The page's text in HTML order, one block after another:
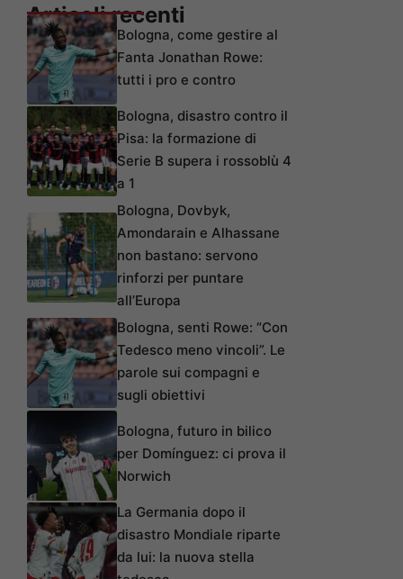
Articoli recenti
Bologna, come gestire al
Fanta Jonathan Rowe:
tutti i pro e contro
Bologna, disastro contro il
Pisa: la formazione di
Serie B supera i rossoblù 4
a 1
Bologna, Dovbyk,
Amondarain e Alhassane
non bastano: servono
rinforzi per puntare
all’Europa
Bologna, senti Rowe: “Con
Tedesco meno vincoli”. Le
parole sui compagni e
sugli obiettivi
Bologna, futuro in bilico
per Domínguez: ci prova il
Norwich
La Germania dopo il
disastro Mondiale riparte
da lui: la nuova stella